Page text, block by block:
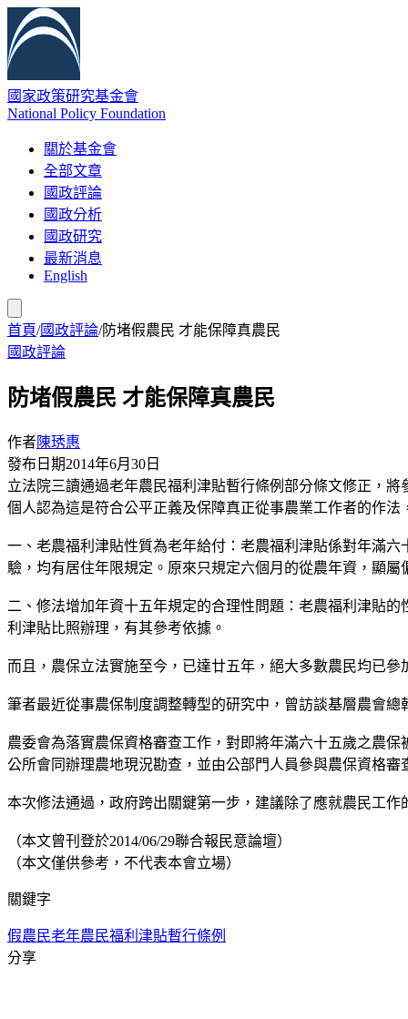
國家政策研究基金會
National Policy Foundation
關於基金會
全部文章
國政評論
國政分析
國政研究
最新消息
English
首頁/國政評論/防堵假農民 才能保障真農民
國政評論
防堵假農民 才能保障真農民
作者陳琇惠
發布日期2014年6月30日
立法院三讀通過老年農民福利津貼暫行條例部分條文修正，
個人認為這是符合公平正義及保障真正從事農業工作者的作法
一、老農福利津貼性質為老年給付：老農福利津貼係對年滿
驗，均有居住年限規定。原來只規定六個月的從農年資，顯屬
二、修法增加年資十五年規定的合理性問題：老農福利津貼
利津貼比照辦理，有其參考依據。
而且，農保立法實施至今，已達廿五年，絕大多數農民均已
筆者最近從事農保制度調整轉型的研究中，曾訪談基層農會
農委會為落實農保資格審查工作，對即將年滿六十五歲之農
公所會同辦理農地現況勘查，並由公部門人員參與農保資格
本次修法通過，政府跨出關鍵第一步，建議除了應就農民工
（本文曾刊登於2014/06/29聯合報民意論壇）
（本文僅供參考，不代表本會立場）
關鍵字
假農民老年農民福利津貼暫行條例
分享